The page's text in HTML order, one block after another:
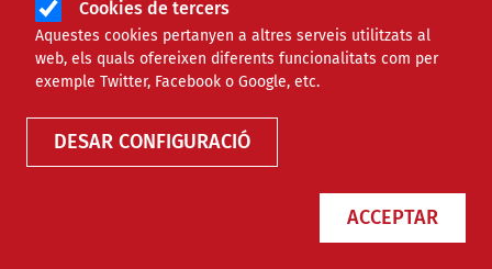
Cookies de tercers
Aquestes cookies pertanyen a altres serveis utilitzats al
web, els quals ofereixen diferents funcionalitats com per
exemple Twitter, Facebook o Google, etc.
DESAR CONFIGURACIÓ
ACCEPTAR